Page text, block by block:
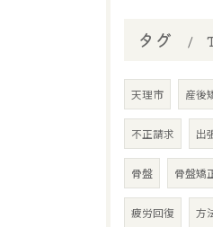
タグ
天理市 産後
不正請求 出
骨盤 骨盤矯
疲労回復 方